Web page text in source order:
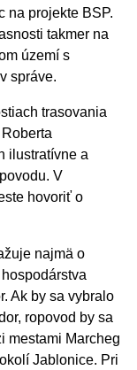
na projekte BSP.
takmer na
území s
správe.
trasovania
ilustratívne a
V
hovoriť o
najmä o
Ak by sa vybralo
ropovod by sa
mestami Marcheg
Jablonice. Pri